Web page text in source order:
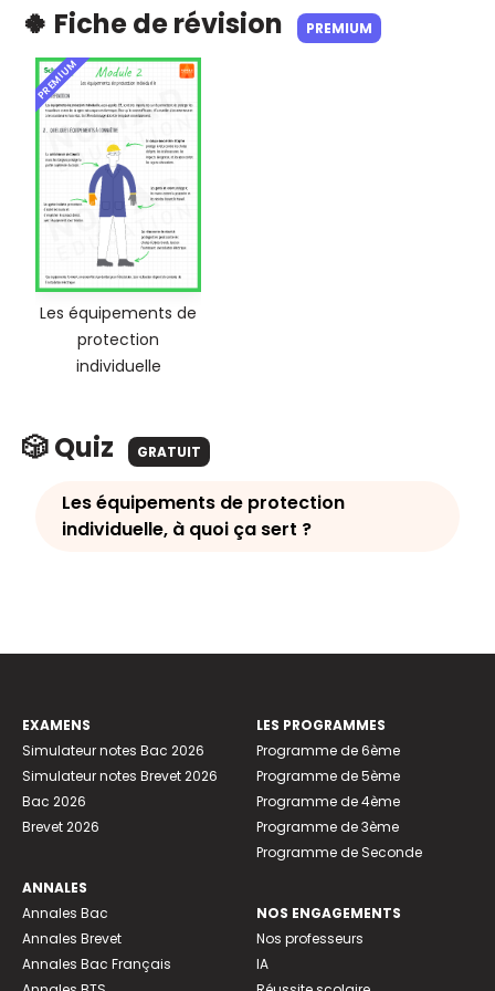
🍀 Fiche de révision PREMIUM
PREMIUM
Les équipements de
protection
individuelle
🎲 Quiz GRATUIT
Les équipements de protection
individuelle, à quoi ça sert ?
EXAMENS
Simulateur notes Bac 2026
Simulateur notes Brevet 2026
Bac 2026
Brevet 2026
ANNALES
Annales Bac
Annales Brevet
Annales Bac Français
LES PROGRAMMES
Programme de 6ème
Programme de 5ème
Programme de 4ème
Programme de 3ème
Programme de Seconde
NOS ENGAGEMENTS
Nos professeurs
IA